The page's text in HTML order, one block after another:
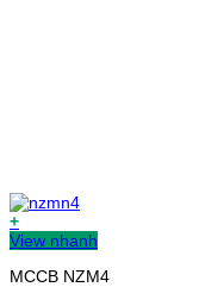
+
View nhanh
MCCB NZM4